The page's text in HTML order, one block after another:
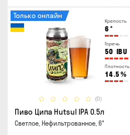
Крепость
6 °
Горечь
50 IBU
Плотность
14.5 %
(0)
Только онлайн
Пиво Ципа Hutsul IPA 0.5л
Светлое, Нефильтрованное, 6°